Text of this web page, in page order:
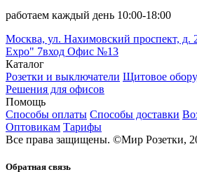
работаем каждый день 10:00-18:00
Москва, ул. Нахимовский проспект, д.
Expo" 7вход Офис №13
Каталог
Розетки и выключатели Щитовое
Решения для офисов
Помощь
Способы оплаты Способы доставки
Оптовикам Тарифы
Все права защищены. ©Мир Розетки,
Обратная связь